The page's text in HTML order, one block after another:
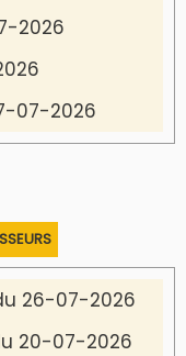
2026
07-2026
26-07-2026
20-07-2026